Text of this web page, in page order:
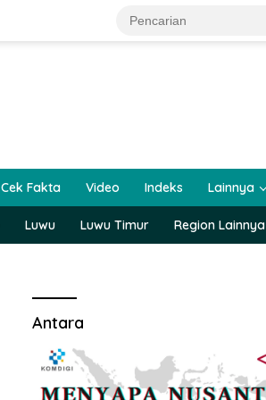
Cek Fakta Video Indeks Lainnya
Luwu Luwu Timur Region Lainnya
Antara